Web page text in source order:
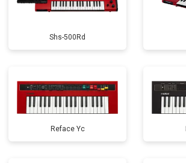
Shs-500Rd
Reface Yc